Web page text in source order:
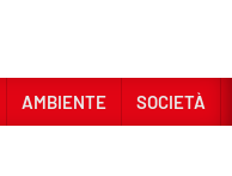
AMBIENTE SOCIETÀ